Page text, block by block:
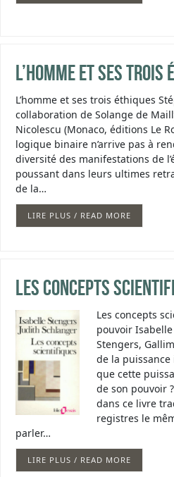
L’homme et ses trois
L’homme et ses trois éthiques
collaboration de Solange de
Nicolescu (Monaco, éditions Le
logique binaire n’arrive pas à
diversité des manifestations de
poussant dans leurs ultimes
de la…
LIRE PLUS / READ MORE
Les concepts
Les concepts
pouvoir
Stengers,
de la puissance
que cette
de son pouvoir
dans ce livre
registres le
parler…
LIRE PLUS / READ MORE